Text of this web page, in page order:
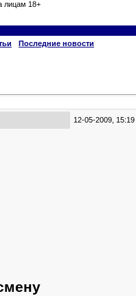
лицам 18+
Последние новости
12-05-2009, 15:19